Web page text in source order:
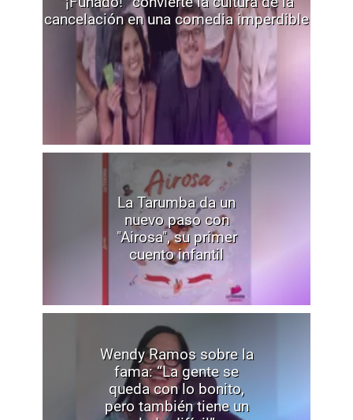
cancelación en una comedia imperdible
La Tarumba da un
nuevo paso con
"Airosa", su primer
cuento infantil
Wendy Ramos sobre la
fama: “La gente se
queda con lo bonito,
pero también tiene un